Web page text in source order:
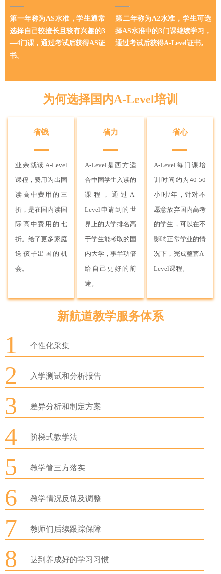
第一年称为AS水准，学生通常
选择自己较擅长且较有兴趣的3
—4门课，通过考试后获得AS证
书。
第二年称为A2水准，学生可选
择AS水准中的3门课继续学习，
通过考试后获得A-Level证书。
为何选择国内A-Level培训
省钱
业余就读A-Level
课程，费用为出国
读高中费用的三
折，是在国内读国
际高中费用的七
折。给了更多家庭
送孩子出国的机
会。
省力
A-Level是西方适
合中国学生入读的
课程，通过A-
Level申请到的世
界上的大学排名高
于学生能考取的国
内大学，事半功倍
给自己更好的前
途。
省心
A-Level每门课培
训时间约为40-50
小时/年，针对不
愿意放弃国内高考
的学生，可以在不
影响正常学业的情
况下，完成整套A-
Level课程。
新航道教学服务体系
1 个性化采集
2 入学测试和分析报告
3 差异分析和制定方案
4 阶梯式教学法
5 教学管三方落实
6 教学情况反馈及调整
7 教师们后续跟踪保障
8 达到养成好的学习习惯